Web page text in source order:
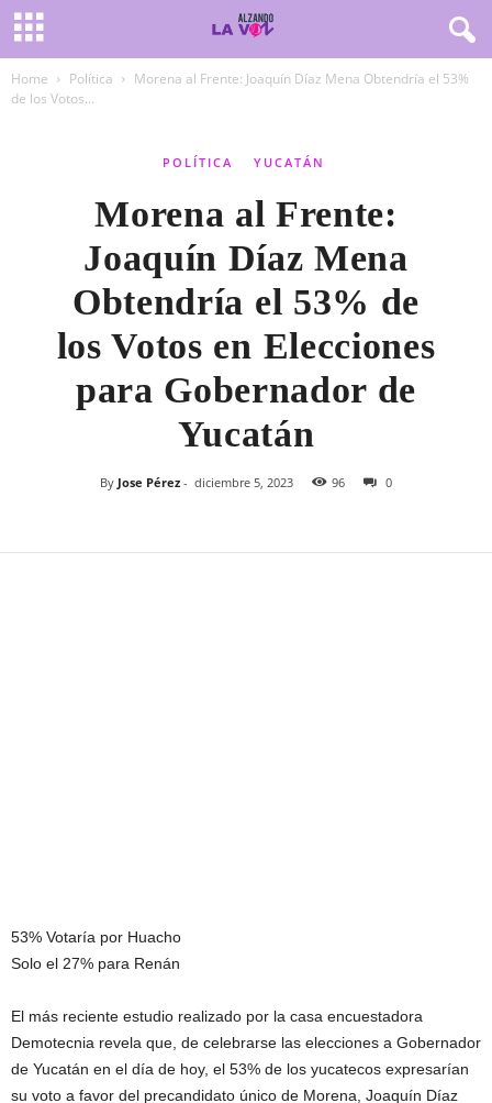
Home Política
Morena al Frente: Joaquín Díaz Mena Obtendría el 53%
de los Votos...
POLÍTICA YUCATÁN
Morena al Frente:
Joaquín Díaz Mena
Obtendría el 53% de
los Votos en Elecciones
para Gobernador de
Yucatán
By Jose Pérez - diciembre 5, 2023 96 0
53% Votaría por Huacho
Solo el 27% para Renán
El más reciente estudio realizado por la casa encuestadora
Demotecnia revela que, de celebrarse las elecciones a Gobernador
de Yucatán en el día de hoy, el 53% de los yucatecos expresarían
su voto a favor del precandidato único de Morena, Joaquín Díaz